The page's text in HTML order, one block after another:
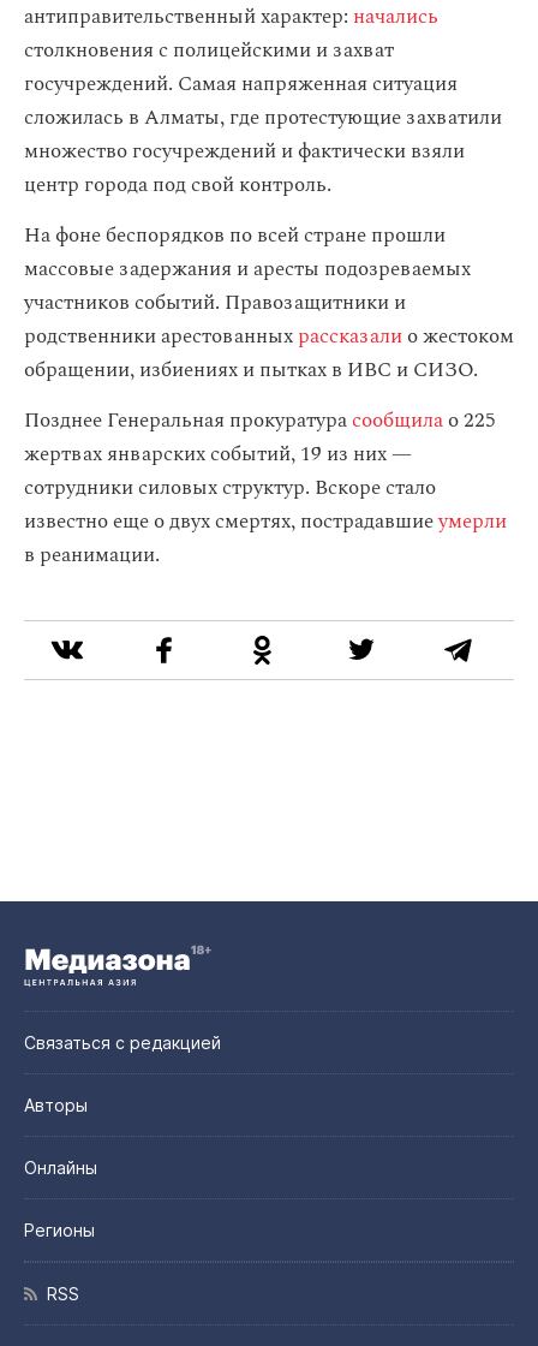
антиправительственный характер: начались
столкновения с полицейскими и захват
госучреждений. Самая напряженная ситуация
сложилась в Алматы, где протестующие захватили
множество госучреждений и фактически взяли
центр города под свой контроль.
На фоне беспорядков по всей стране прошли
массовые задержания и аресты подозреваемых
участников событий. Правозащитники и
родственники арестованныхрассказалио жестоком
обращении, избиениях и пытках в ИВС и СИЗО.
Позднее Генеральная прокуратурасообщилао 225
жертвах январских событий, 19 из них —
сотрудники силовых структур. Вскоре стало
известно еще о двух смертях, пострадавшиеумерли
в реанимации.
Связаться с редакцией
Авторы
Онлайны
Регионы
RSS